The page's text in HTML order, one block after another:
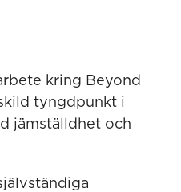
kring Beyond
tyngdpunkt i
jämställdhet och